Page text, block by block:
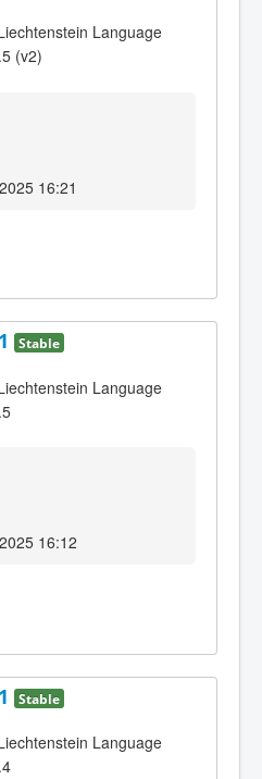
Language
(v2)
16:21
Stable
Language
16:12
Stable
Language